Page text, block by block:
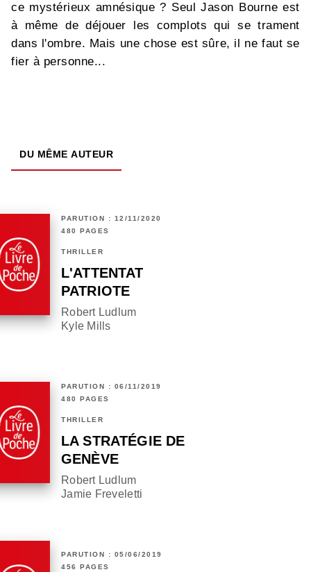
ce mystérieux amnésique ? Seul Jason Bourne est
à même de déjouer les complots qui se trament
dans l'ombre. Mais une chose est sûre, il ne faut se
fier à personne...
DU MÊME AUTEUR
PARUTION : 12/11/2020
480 PAGES
THRILLER
L'ATTENTAT
PATRIOTE
Robert Ludlum
Kyle Mills
PARUTION : 06/11/2019
480 PAGES
THRILLER
LA STRATÉGIE DE
GENÈVE
Robert Ludlum
Jamie Freveletti
PARUTION : 05/06/2019
456 PAGES